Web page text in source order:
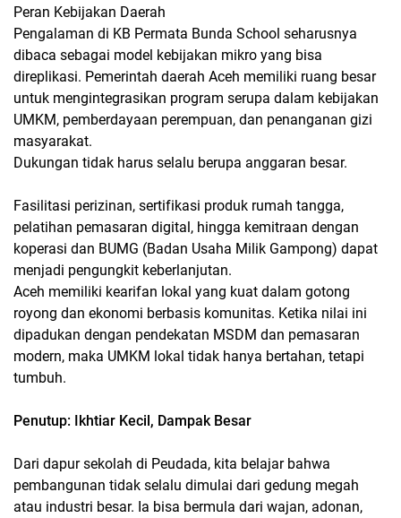
Peran Kebijakan Daerah
Pengalaman di KB Permata Bunda School seharusnya
dibaca sebagai model kebijakan mikro yang bisa
direplikasi. Pemerintah daerah Aceh memiliki ruang besar
untuk mengintegrasikan program serupa dalam kebijakan
UMKM, pemberdayaan perempuan, dan penanganan gizi
masyarakat.
Dukungan tidak harus selalu berupa anggaran besar.
Fasilitasi perizinan, sertifikasi produk rumah tangga,
pelatihan pemasaran digital, hingga kemitraan dengan
koperasi dan BUMG (Badan Usaha Milik Gampong) dapat
menjadi pengungkit keberlanjutan.
Aceh memiliki kearifan lokal yang kuat dalam gotong
royong dan ekonomi berbasis komunitas. Ketika nilai ini
dipadukan dengan pendekatan MSDM dan pemasaran
modern, maka UMKM lokal tidak hanya bertahan, tetapi
tumbuh.
Penutup: Ikhtiar Kecil, Dampak Besar
Dari dapur sekolah di Peudada, kita belajar bahwa
pembangunan tidak selalu dimulai dari gedung megah
atau industri besar. Ia bisa bermula dari wajan, adonan,